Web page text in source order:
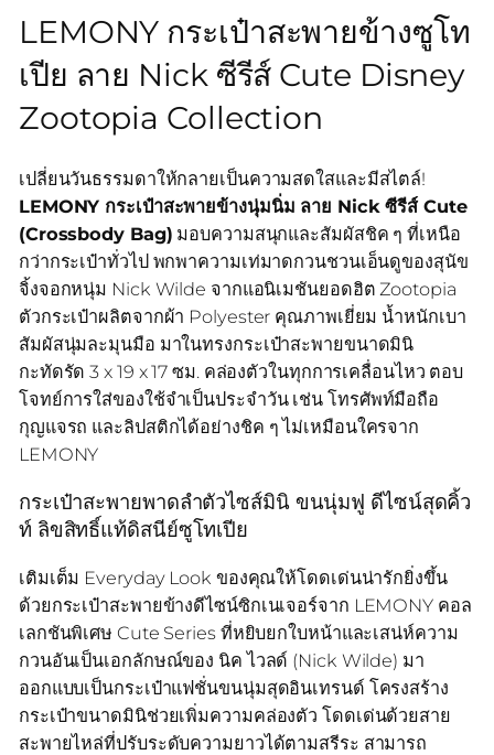
LEMONY กระเป๋าสะพายข้างซูโท
เปีย ลาย Nick ซีรีส์ Cute Disney
Zootopia Collection
เปลี่ยนวันธรรมดาให้กลายเป็นความสดใสและมีสไตล์!
LEMONY กระเป๋าสะพายข้างนุ่มนิ่ม ลาย Nick ซีรีส์ Cute
(Crossbody Bag) มอบความสนุกและสัมผัสชิค ๆ ที่เหนือ
กว่ากระเป๋าทั่วไป พกพาความเท่มาดกวนชวนเอ็นดูของสุนัข
จิ้งจอกหนุ่ม Nick Wilde จากแอนิเมชันยอดฮิต Zootopia
ตัวกระเป๋าผลิตจากผ้า Polyester คุณภาพเยี่ยม น้ำหนักเบา
สัมผัสนุ่มละมุนมือ มาในทรงกระเป๋าสะพายขนาดมินิ
กะทัดรัด 3 x 19 x 17 ซม. คล่องตัวในทุกการเคลื่อนไหว ตอบ
โจทย์การใส่ของใช้จำเป็นประจำวัน เช่น โทรศัพท์มือถือ
กุญแจรถ และลิปสติกได้อย่างชิค ๆ ไม่เหมือนใครจาก
LEMONY
กระเป๋าสะพายพาดลำตัวไซส์มินิ ขนนุ่มฟู ดีไซน์สุดคิ้ว
ท์ ลิขสิทธิ์แท้ดิสนีย์ซูโทเปีย
เติมเต็ม Everyday Look ของคุณให้โดดเด่นน่ารักยิ่งขึ้น
ด้วยกระเป๋าสะพายข้างดีไซน์ซิกเนเจอร์จาก LEMONY คอล
เลกชันพิเศษ Cute Series ที่หยิบยกใบหน้าและเสน่ห์ความ
กวนอันเป็นเอกลักษณ์ของ นิค ไวลด์ (Nick Wilde) มา
ออกแบบเป็นกระเป๋าแฟชั่นขนนุ่มสุดอินเทรนด์ โครงสร้าง
กระเป๋าขนาดมินิช่วยเพิ่มความคล่องตัว โดดเด่นด้วยสาย
สะพายไหล่ที่ปรับระดับความยาวได้ตามสรีระ สามารถ